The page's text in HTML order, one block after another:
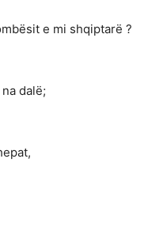
e mi shqiptarë ?
dalë;